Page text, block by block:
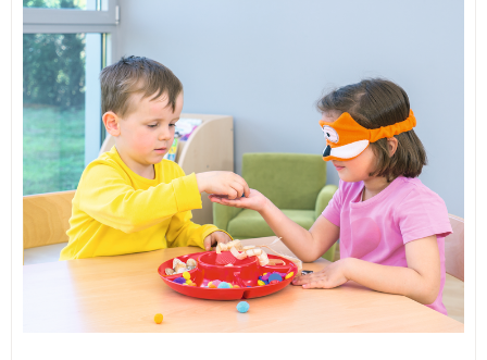
МЕБЕЛИ И ОБОРУДВАНЕ
КАНЦЕЛАРСКИ МАТЕРИАЛИ
КНИГИ И УЧЕБНИЦИ
БДП
НОВИ